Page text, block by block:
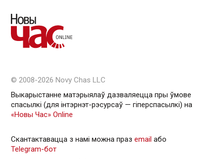
© 2008-2026 Novy Chas LLC
Выкарыстанне матэрыялаў дазваляецца пры ўмове
спасылкі (для інтэрнэт-рэсурсаў — гiперспасылкi) на
«Новы Час» Online
Скантактавацца з намі можна праз email або
Telegram-бот